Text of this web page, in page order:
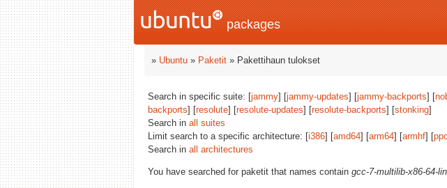
packages
» Ubuntu » Paketit » Pakettihaun tulokset
Search in specific suite: [jammy] [jammy-updates] [jammy-backports] [
backports] [resolute] [resolute-updates] [resolute-backports] [stonking]
Search in all suites
Limit search to a specific architecture: [i386] [amd64] [arm64] [armhf] [
Search in all architectures
You have searched for paketit that names contain gcc-7-multilib-x86-64-